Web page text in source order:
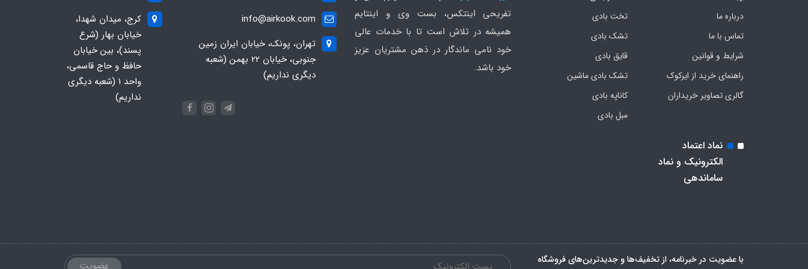
درباره ما
تماس با ما
شرایط و قوانین
راهنمای خرید از ایرکوک
گالری تصاویر خریداران
تخت بادی
تشک بادی
قایق بادی
تشک بادی ماشین
کاناپه بادی
مبل بادی
تفریحی اینتکس، بست وی و اینتایم
همیشه در تلاش است تا با خدمات عالی
خود نامی ماندگار در ذهن مشتریان عزیز
خود باشد.
info@airkook.com
تهران، پونک، خیابان ایران زمین
جنوبی، خیابان 22 بهمن (شعبه
دیگری نداریم)
کرج، میدان شهدا،
خیابان بهار (شرع
پسند)، بین خیابان
حافظ و حاج قاسمی،
واحد ۱ (شعبه دیگری
نداریم)
نماد اعتماد
الکترونیک و نماد
ساماندهی
با عضویت در خبرنامه، از تخفیف‌ها و جدیدترین‌های فروشگاه
عضویت